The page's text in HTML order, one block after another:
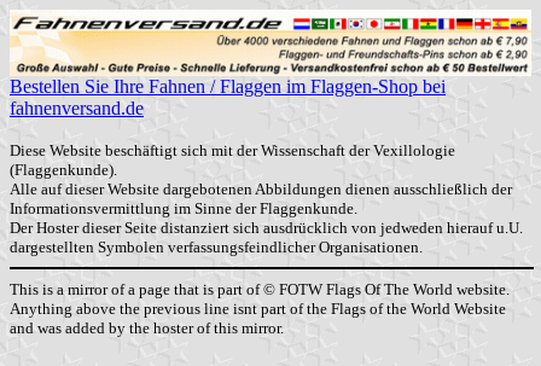
Bestellen Sie Ihre Fahnen / Flaggen im Flaggen-Shop bei
fahnenversand.de
Diese Website beschäftigt sich mit der Wissenschaft der Vexillologie
(Flaggenkunde).
Alle auf dieser Website dargebotenen Abbildungen dienen ausschließlich der
Informationsvermittlung im Sinne der Flaggenkunde.
Der Hoster dieser Seite distanziert sich ausdrücklich von jedweden hierauf u.U.
dargestellten Symbolen verfassungsfeindlicher Organisationen.
This is a mirror of a page that is part of © FOTW Flags Of The World website.
Anything above the previous line isnt part of the Flags of the World Website
and was added by the hoster of this mirror.